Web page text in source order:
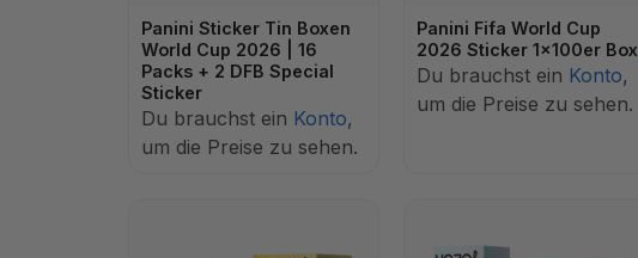
Panini Sticker Tin Boxen
World Cup 2026 | 16
Packs + 2 DFB Special
Sticker
Du brauchst ein Konto,
um die Preise zu sehen.
Panini Fifa World Cup
2026 Sticker 1x100er Box
Du brauchst ein Konto,
um die Preise zu sehen.